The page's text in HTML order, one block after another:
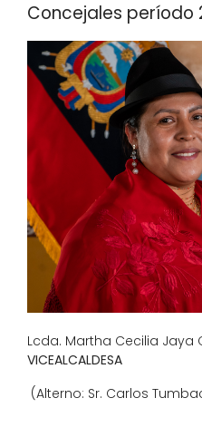
Concejales período
Lcda. Martha Cecilia Jaya
VICEALCALDESA
(Alterno: Sr. Carlos